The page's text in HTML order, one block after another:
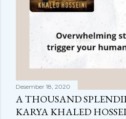
Desember 18, 2020
A THOUSAND
KARYA KHALED